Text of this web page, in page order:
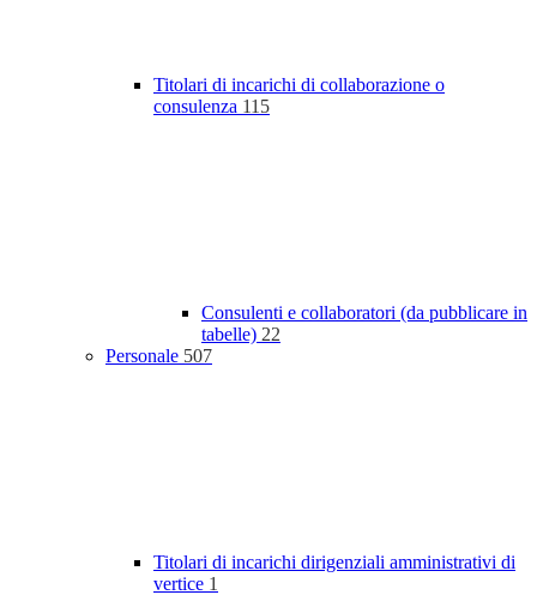
Titolari di incarichi di collaborazione o
consulenza 115
Consulenti e collaboratori (da pubblicare in
tabelle) 22
Personale 507
Titolari di incarichi dirigenziali amministrativi di
vertice 1